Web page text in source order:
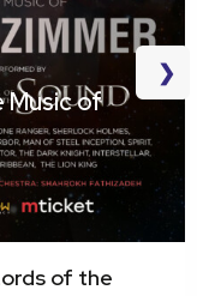
❯
Music of
of the